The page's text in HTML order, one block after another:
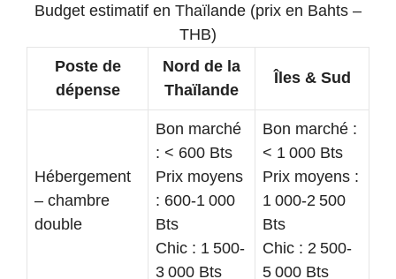
Budget estimatif en Thaïlande (prix en Bahts –
THB)
Poste de
dépense
Nord de la
Thaïlande
Îles & Sud
Hébergement
– chambre
double
Bon marché
: < 600 Bts
Prix moyens
: 600-1 000
Bts
Chic : 1 500-
3 000 Bts
Bon marché :
< 1 000 Bts
Prix moyens :
1 000-2 500
Bts
Chic : 2 500-
5 000 Bts